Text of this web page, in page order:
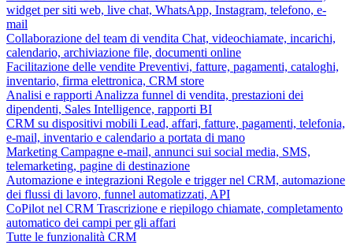
widget per siti web, live chat, WhatsApp, Instagram, telefono, e-
mail
Collaborazione del team di vendita Chat, videochiamate, incarichi,
calendario, archiviazione file, documenti online
Facilitazione delle vendite Preventivi, fatture, pagamenti, cataloghi,
inventario, firma elettronica, CRM store
Analisi e rapporti Analizza funnel di vendita, prestazioni dei
dipendenti, Sales Intelligence, rapporti BI
CRM su dispositivi mobili Lead, affari, fatture, pagamenti, telefonia,
e-mail, inventario e calendario a portata di mano
Marketing Campagne e-mail, annunci sui social media, SMS,
telemarketing, pagine di destinazione
Automazione e integrazioni Regole e trigger nel CRM, automazione
dei flussi di lavoro, funnel automatizzati, API
CoPilot nel CRM Trascrizione e riepilogo chiamate, completamento
automatico dei campi per gli affari
Tutte le funzionalità CRM